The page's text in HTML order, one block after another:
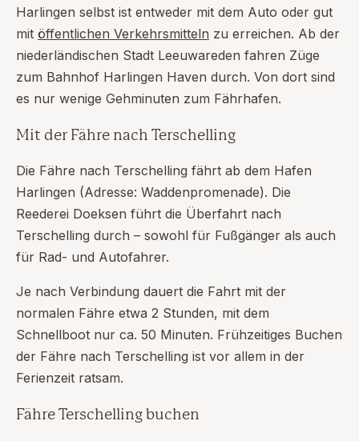
Harlingen selbst ist entweder mit dem Auto oder gut
mit öffentlichen Verkehrsmitteln zu erreichen. Ab der
niederländischen Stadt Leeuwareden fahren Züge
zum Bahnhof Harlingen Haven durch. Von dort sind
es nur wenige Gehminuten zum Fährhafen.
Mit der Fähre nach Terschelling
Die Fähre nach Terschelling fährt ab dem Hafen
Harlingen (Adresse: Waddenpromenade). Die
Reederei Doeksen führt die Überfahrt nach
Terschelling durch – sowohl für Fußgänger als auch
für Rad- und Autofahrer.
Je nach Verbindung dauert die Fahrt mit der
normalen Fähre etwa 2 Stunden, mit dem
Schnellboot nur ca. 50 Minuten. Frühzeitiges Buchen
der Fähre nach Terschelling ist vor allem in der
Ferienzeit ratsam.
Fähre Terschelling buchen